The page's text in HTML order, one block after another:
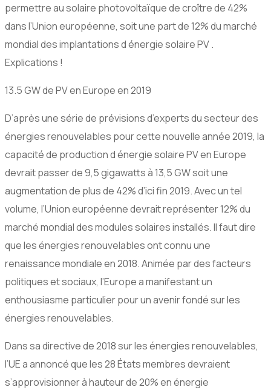
permettre au solaire photovoltaïque de croître de 42%
dans l’Union européenne, soit une part de 12% du marché
mondial des implantations d énergie solaire PV .
Explications !
13.5 GW de PV en Europe en 2019
D’après une série de prévisions d’experts du secteur des
énergies renouvelables pour cette nouvelle année 2019, la
capacité de production d énergie solaire PV en Europe
devrait passer de 9,5 gigawatts à 13,5 GW soit une
augmentation de plus de 42% d’ici fin 2019. Avec un tel
volume, l’Union européenne devrait représenter 12% du
marché mondial des modules solaires installés. Il faut dire
que les énergies renouvelables ont connu une
renaissance mondiale en 2018. Animée par des facteurs
politiques et sociaux, l’Europe a manifestant un
enthousiasme particulier pour un avenir fondé sur les
énergies renouvelables.
Dans sa directive de 2018 sur les énergies renouvelables,
l’UE a annoncé que les 28 États membres devraient
s’approvisionner à hauteur de 20% en énergie